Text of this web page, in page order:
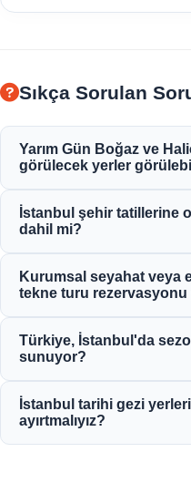
Sıkça Sorulan
Yarım Gün Boğaz ve
görülecek yerler
Camii, Rumeli Hisarı ve
İstanbul şehir tatillerine
dahil mi?
konumdaki otellerden
Kurumsal seyahat veya
tekne turu
etkinlikler ve özel Boğaz
kurumsal seyahat
Türkiye, İstanbul'da
sunuyor?
gezilerinden zengin mutfak
muhteşem cazibe
İstanbul tarihi gezi
ayırtmalıyız?